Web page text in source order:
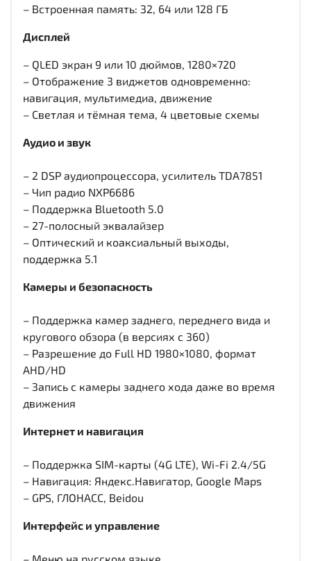
– Встроенная память: 32, 64 или 128 ГБ
Дисплей
– QLED экран 9 или 10 дюймов, 1280×720
– Отображение 3 виджетов одновременно:
навигация, мультимедиа, движение
– Светлая и тёмная тема, 4 цветовые схемы
Аудио и звук
– 2 DSP аудиопроцессора, усилитель TDA7851
– Чип радио NXP6686
– Поддержка Bluetooth 5.0
– 27-полосный эквалайзер
– Оптический и коаксиальный выходы,
поддержка 5.1
Камеры и безопасность
– Поддержка камер заднего, переднего вида и
кругового обзора (в версиях с 360)
– Разрешение до Full HD 1980×1080, формат
AHD/HD
– Запись с камеры заднего хода даже во время
движения
Интернет и навигация
– Поддержка SIM-карты (4G LTE), Wi-Fi 2.4/5G
– Навигация: Яндекс.Навигатор, Google Maps
– GPS, ГЛОНАСС, Beidou
Интерфейс и управление